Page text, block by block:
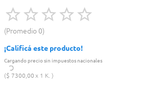
Promedio 0
¡Calificá este producto!
Cargando precio sin impuestos nacionales
$ 7300,00 1 K.